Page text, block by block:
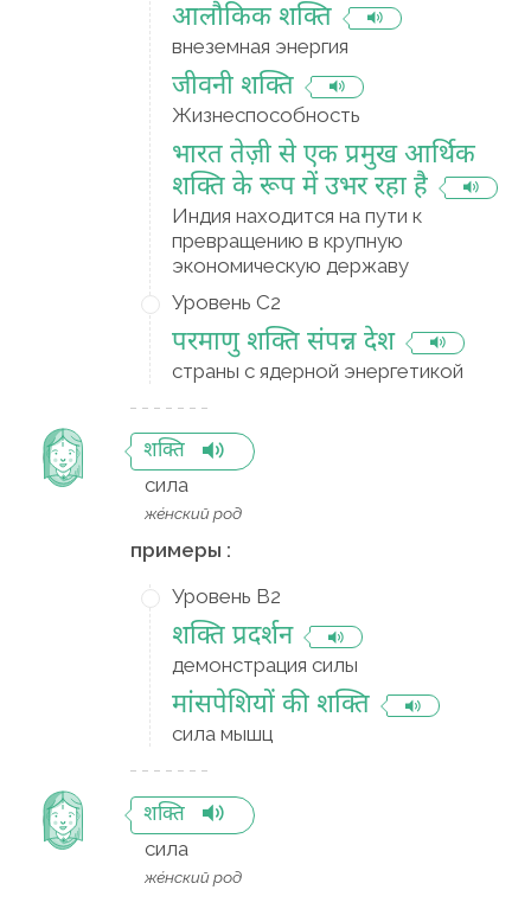
आलौकिक शक्ति
внеземная энергия
जीवनी शक्ति
Жизнеспособность
भारत तेज़ी से एक प्रमुख आर्थिक
शक्ति के रूप में उभर रहा है
Индия находится на пути к
превращению в крупную
экономическую державу
Уровень C2
परमाणु शक्ति संपन्न देश
страны с ядерной энергетикой
शक्ति
сила
же́нский род
примеры :
Уровень B2
शक्ति प्रदर्शन
демонстрация силы
मांसपेशियों की शक्ति
сила мышц
शक्ति
сила
же́нский род